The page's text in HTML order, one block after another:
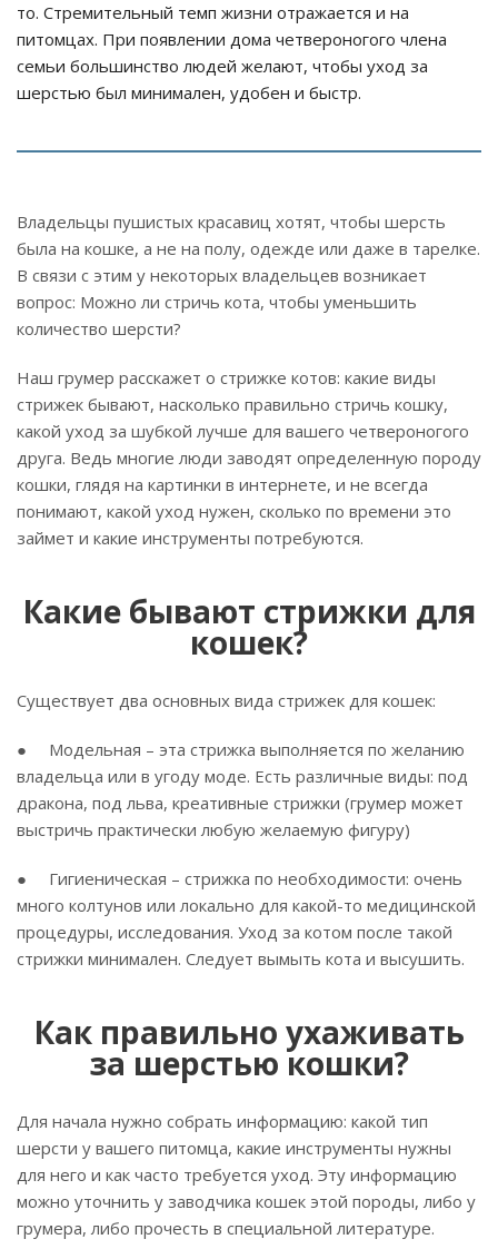
то. Стремительный темп жизни отражается и на
питомцах. При появлении дома четвероногого члена
семьи большинство людей желают, чтобы уход за
шерстью был минимален, удобен и быстр.
Владельцы пушистых красавиц хотят, чтобы шерсть
была на кошке, а не на полу, одежде или даже в тарелке.
В связи с этим у некоторых владельцев возникает
вопрос: Можно ли стричь кота, чтобы уменьшить
количество шерсти?
Наш грумер расскажет о стрижке котов: какие виды
стрижек бывают, насколько правильно стричь кошку,
какой уход за шубкой лучше для вашего четвероногого
друга. Ведь многие люди заводят определенную породу
кошки, глядя на картинки в интернете, и не всегда
понимают, какой уход нужен, сколько по времени это
займет и какие инструменты потребуются.
Какие бывают стрижки для
кошек?
Существует два основных вида стрижек для кошек:
● Модельная – эта стрижка выполняется по желанию
владельца или в угоду моде. Есть различные виды: под
дракона, под льва, креативные стрижки (грумер может
выстричь практически любую желаемую фигуру)
● Гигиеническая – стрижка по необходимости: очень
много колтунов или локально для какой-то медицинской
процедуры, исследования. Уход за котом после такой
стрижки минимален. Следует вымыть кота и высушить.
Как правильно ухаживать
за шерстью кошки?
Для начала нужно собрать информацию: какой тип
шерсти у вашего питомца, какие инструменты нужны
для него и как часто требуется уход. Эту информацию
можно уточнить у заводчика кошек этой породы, либо у
грумера, либо прочесть в специальной литературе.